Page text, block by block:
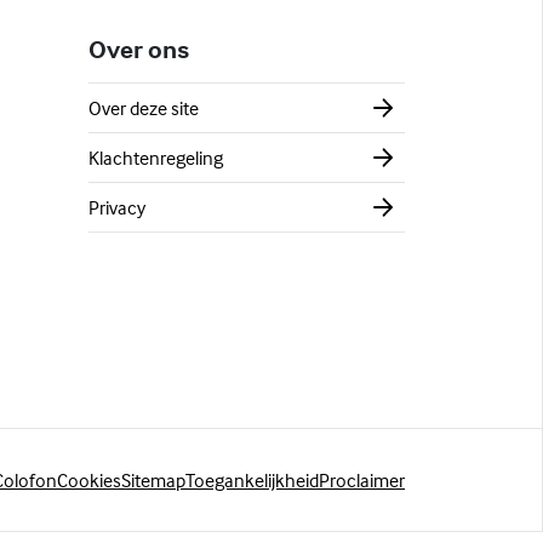
Over ons
Over deze site
Klachtenregeling
Privacy
CookiesSitemapToegankelijkheidProclaimer